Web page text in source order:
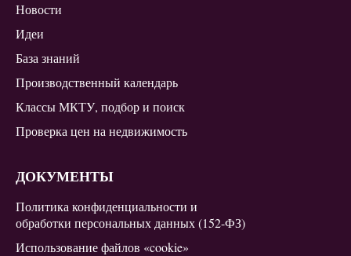
Новости
Идеи
База знаний
Производственный календарь
Классы МКТУ, подбор и поиск
Проверка цен на недвижимость
ДОКУМЕНТЫ
Политика конфиденциальности и
обработки персональных данных (152-ФЗ)
Использование файлов «cookie»